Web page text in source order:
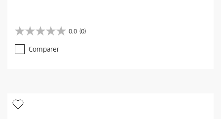
0.0 (0)
0
.
0
t
Comparer